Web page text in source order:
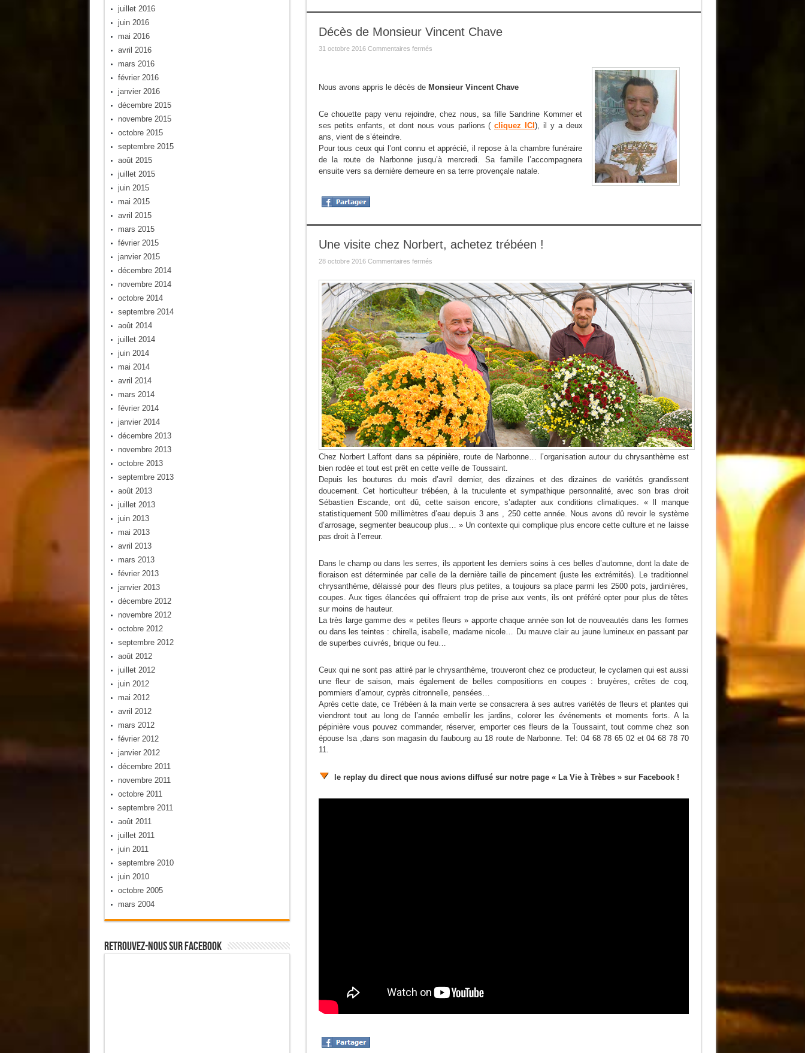
Décès de Monsieur Vincent Chave
31 octobre 2016 Commentaires ferméssur
Chave
Nous avons appris le décès de Monsieur Vincent Chave
Ce chouette papy venu rejoindre, chez nous, sa fille Sandrine Kommer et
ses petits enfants, et dont nous vous parlions (cliquez ICI), il y a deux
ans, vient de s’éteindre.
Pour tous ceux qui l’ont connu et apprécié, il repose à la chambre funéraire
de la route de Narbonne jusqu’à mercredi. Sa famille l’accompagnera
ensuite vers sa dernière demeure en sa terre provençale natale.
Une visite chez Norbert, achetez trébéen !
28 octobre 2016 Commentaires ferméssur
chez
Norbert,
achetez
trébéen
!
Chez Norbert Laffont dans sa pépinière, route de Narbonne… l’organisation autour du chrysanthème est
bien rodée et tout est prêt en cette veille de Toussaint.
Depuis les boutures du mois d’avril dernier, des dizaines et des dizaines de variétés grandissent
doucement. Cet horticulteur trébéen, à la truculente et sympathique personnalité, avec son bras droit
Sébastien Escande, ont dû, cette saison encore, s’adapter aux conditions climatiques. « Il manque
statistiquement 500 millimètres d’eau depuis 3 ans , 250 cette année. Nous avons dû revoir le système
d’arrosage, segmenter beaucoup plus… » Un contexte qui complique plus encore cette culture et ne laisse
pas droit à l’erreur.
Dans le champ ou dans les serres, ils apportent les derniers soins à ces belles d’automne, dont la date de
floraison est déterminée par celle de la dernière taille de pincement (juste les extrémités). Le traditionnel
chrysanthème, délaissé pour des fleurs plus petites, a toujours sa place parmi les 2500 pots, jardinières,
coupes. Aux tiges élancées qui offraient trop de prise aux vents, ils ont préféré opter pour plus de têtes
sur moins de hauteur.
La très large gamme des « petites fleurs » apporte chaque année son lot de nouveautés dans les formes
ou dans les teintes : chirella, isabelle, madame nicole… Du mauve clair au jaune lumineux en passant par
de superbes cuivrés, brique ou feu…
Ceux qui ne sont pas attiré par le chrysanthème, trouveront chez ce producteur, le cyclamen qui est aussi
une fleur de saison, mais également de belles compositions en coupes : bruyères, crêtes de coq,
pommiers d’amour, cyprès citronnelle, pensées…
Après cette date, ce Trébéen à la main verte se consacrera à ses autres variétés de fleurs et plantes qui
viendront tout au long de l’année embellir les jardins, colorer les événements et moments forts. A la
pépinière vous pouvez commander, réserver, emporter ces fleurs de la Toussaint, tout comme chez son
épouse Isa ,dans son magasin du faubourg au 18 route de Narbonne. Tel: 04 68 78 65 02 et 04 68 78 70
11.
le replay du direct que nous avions diffusé sur notre page « La Vie à Trèbes » sur Facebook !
juillet 2016
juin 2016
mai 2016
avril 2016
mars 2016
février 2016
janvier 2016
décembre 2015
novembre 2015
octobre 2015
septembre 2015
août 2015
juillet 2015
juin 2015
mai 2015
avril 2015
mars 2015
février 2015
janvier 2015
décembre 2014
novembre 2014
octobre 2014
septembre 2014
août 2014
juillet 2014
juin 2014
mai 2014
avril 2014
mars 2014
février 2014
janvier 2014
décembre 2013
novembre 2013
octobre 2013
septembre 2013
août 2013
juillet 2013
juin 2013
mai 2013
avril 2013
mars 2013
février 2013
janvier 2013
décembre 2012
novembre 2012
octobre 2012
septembre 2012
août 2012
juillet 2012
juin 2012
mai 2012
avril 2012
mars 2012
février 2012
janvier 2012
décembre 2011
novembre 2011
octobre 2011
septembre 2011
août 2011
juillet 2011
juin 2011
septembre 2010
juin 2010
octobre 2005
mars 2004
Retrouvez-Nous Sur Facebook